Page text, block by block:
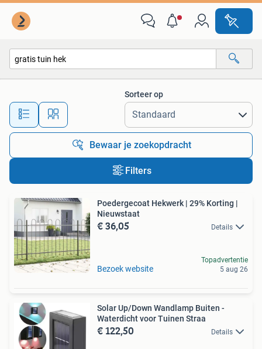
Alle afstanden…
Sorteer op
Bewaar je zoekopdracht
Filters
Poedergecoat Hekwerk | 29% Korting |
Nieuwstaat
€ 36,05 Details
Bezoek website
Topadvertentie
5 aug 26
Solar Up/Down Wandlamp Buiten -
Waterdicht voor Tuinen Straa
€ 122,50 Details